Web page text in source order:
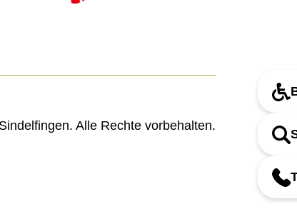
Alle Rechte vorbehalten.